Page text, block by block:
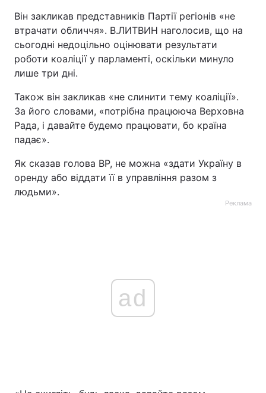
Він закликав представників Партії регіонів «не
втрачати обличчя». В.ЛИТВИН наголосив, що на
сьогодні недоцільно оцінювати результати
роботи коаліції у парламенті, оскільки минуло
лише три дні.
Також він закликав «не слинити тему коаліції».
За його словами, «потрібна працююча Верховна
Рада, і давайте будемо працювати, бо країна
падає».
Як сказав голова ВР, не можна «здати Україну в
оренду або віддати її в управління разом з
людьми».
Реклама
ad